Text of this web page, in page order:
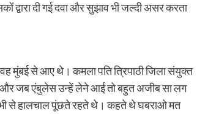
द्वारा दी गई दवा और सुझाव भी जल्दी असर करता
वह मुंबई से आए थे। कमला पति त्रिपाठी जिला संयुक्त
और जब एंबुलेस उन्हें लेने आई तो बहुत अजीब सा लग
से हालचाल पूंछते रहते थे। कहते थे घबराओ मत